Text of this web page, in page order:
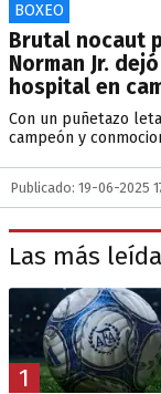
BOXEO
Brutal nocaut
Norman Jr.
hospital en
Con un puñetazo
campeón y
Publicado: 19-06-2025
Las más
1